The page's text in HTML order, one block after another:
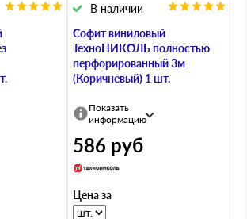
Софит виниловый
ТехноНИКОЛЬ полностью
перфорированный 3м
(Коричневый) 1 шт.
В наличии
Показать
информацию
586 руб
Цена за